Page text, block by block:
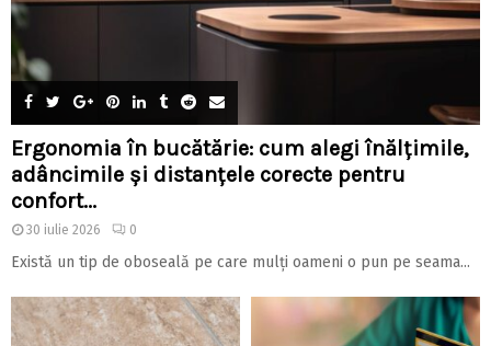
Ergonomia în bucătărie: cum alegi înălțimile,
adâncimile și distanțele corecte pentru
confort...
30 iulie 2026 0
Există un tip de oboseală pe care mulți oameni o pun pe seama...